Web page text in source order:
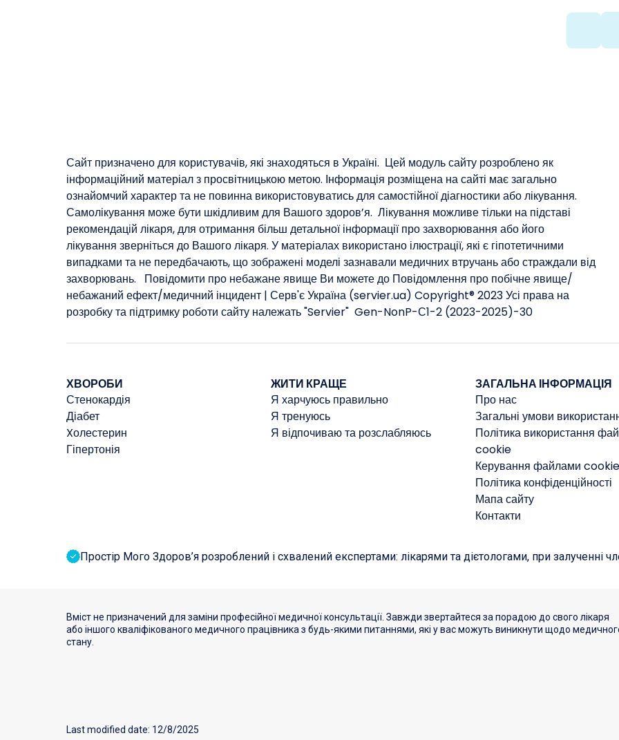
Сайт призначено для користувачів, які знаходяться в Україні. Цей модуль сайту розроблено як
інформаційний матеріал з просвітницькою метою. Інформація розміщена на сайті має загально
ознайомчий характер та не повинна використовуватись для самостійної діагностики або лікування.
Самолікування може бути шкідливим для Вашого здоров’я. Лікування можливе тільки на підставі
рекомендацій лікаря, для отримання більш детальної інформації про захворювання або його
лікування зверніться до Вашого лікаря. У матеріалах використано ілюстрації, які є гіпотетичними
випадками та не передбачають, що зображені моделі зазнавали медичних втручань або страждали від
захворювань. ​ Повідомити про небажане явище Ви можете до Повідомлення про побічне явище/
небажаний ефект/медичний інцидент | Серв'є Україна (servier.ua) Copyright® 2023 Усі права на
розробку та підтримку роботи сайту належать "Servier" Gen-NonP-С1-2 (2023-2025)-30
ХВОРОБИ
Стенокардія
Діабет
Xолестерин
Гіпертонія
ЖИТИ КРАЩЕ
Я харчуюсь правильно
Я тренуюсь
Я відпочиваю та розслабляюсь
ЗАГАЛЬНА ІНФОРМАЦІЯ
Про нас
Загальні умови
Політика використання
cookie
Керування файлами cookie
Політика конфіденційності
Мапа сайту
Контакти
Простір Мого Здоров’я розроблений і схвалений експертами: лікарями та дієтологами, при залученні
Вміст не призначений для заміни професійної медичної консультації. Завжди звертайтеся за порадою до свого лікаря
або іншого кваліфікованого медичного працівника з будь-якими питаннями, які у вас можуть виникнути щодо
стану.
Last modified date: 12/8/2025